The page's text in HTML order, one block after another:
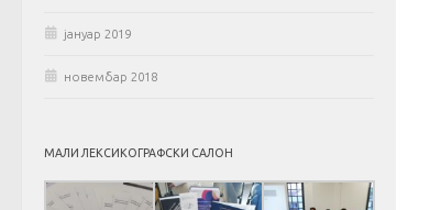
јануар 2019
новембар 2018
МАЛИ ЛЕКСИКОГРАФСКИ САЛОН